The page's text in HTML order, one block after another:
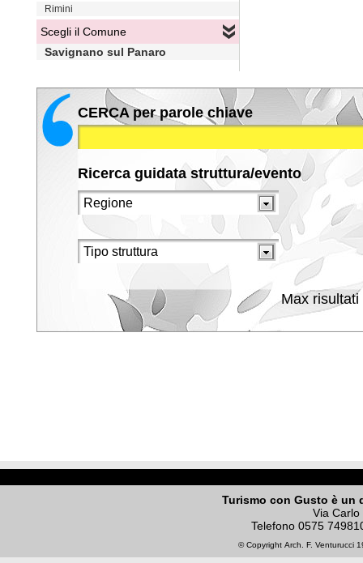
Rimini
Scegli il Comune
Savignano sul Panaro
CERCA per parole chiave
Ricerca guidata struttura/evento
Max risultati
Turismo con Gusto è un
Via
Telefono 0575
© Copyright Arch. F. Venturucci